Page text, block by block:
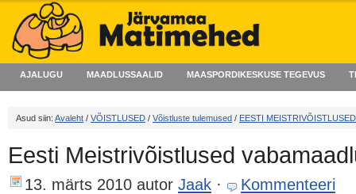
AJALUGU MAADLUSSAALID MAASPORDIKESKUSE TEGEVUS
Asud siin: Avaleht / VÕISTLUSED / Võistluste tulemused / EESTI MEISTRIVÕISTLUSED
Eesti Meistrivõistlused
13. märts 2010 autor Jaak ·
Kommenteeri